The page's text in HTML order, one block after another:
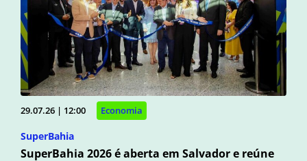
29.07.26 | 12:00 Economia
SuperBahia
SuperBahia 2026 é aberta em Salvador e reúne